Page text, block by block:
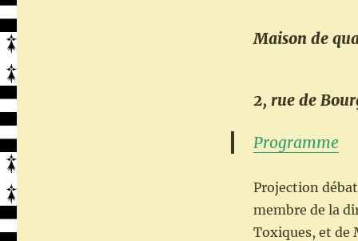
Maison de
2, rue de
Programme
Projection
membre de la
Toxiques, et de